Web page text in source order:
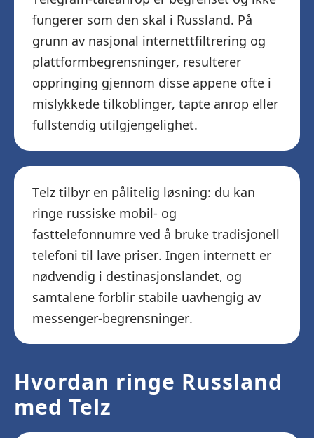
fungerer som den skal i Russland. På
grunn av nasjonal internettfiltrering og
plattformbegrensninger, resulterer
oppringing gjennom disse appene ofte i
mislykkede tilkoblinger, tapte anrop eller
fullstendig utilgjengelighet.
Telz tilbyr en pålitelig løsning: du kan
ringe russiske mobil- og
fasttelefonnumre ved å bruke tradisjonell
telefoni til lave priser. Ingen internett er
nødvendig i destinasjonslandet, og
samtalene forblir stabile uavhengig av
messenger-begrensninger.
Hvordan ringe Russland
med Telz